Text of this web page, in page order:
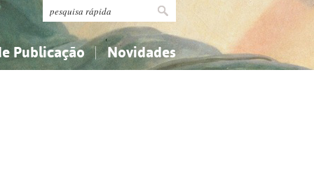
Publicação Novidades